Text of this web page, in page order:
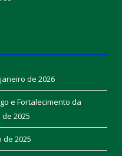
de 2026
e Fortalecimento da
2025
de 2025